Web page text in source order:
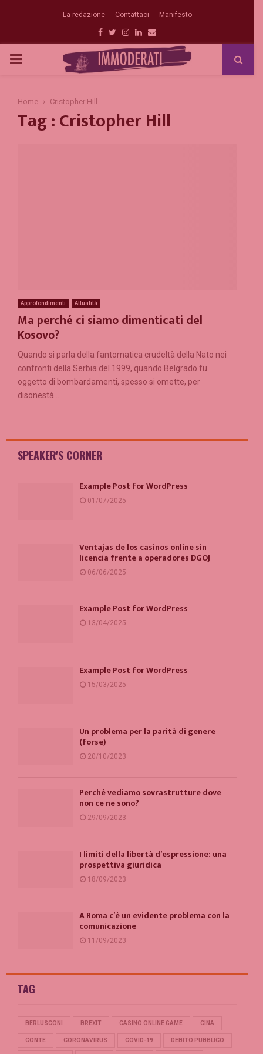
La redazione Contattaci Manifesto
Facebook
Twitter
Instagram
Linkedin
Email
PRIMARY
Home Cristopher Hill
Tag : Cristopher Hill
Approfondimenti Attualità
Ma perché ci siamo dimenticati del
Kosovo?
Quando si parla della fantomatica crudeltà della Nato nei
confronti della Serbia del 1999, quando Belgrado fu
oggetto di bombardamenti, spesso si omette, per
disonestà...
SPEAKER'S CORNER
Example Post for WordPress
01/07/2025
Ventajas de los casinos online sin
licencia frente a operadores DGOJ
06/06/2025
Example Post for WordPress
13/04/2025
Example Post for WordPress
15/03/2025
Un problema per la parità di genere
(forse)
20/10/2023
Perché vediamo sovrastrutture dove
non ce ne sono?
29/09/2023
I limiti della libertà d’espressione: una
prospettiva giuridica
18/09/2023
A Roma c’è un evidente problema con la
comunicazione
11/09/2023
TAG
BERLUSCONI BREXIT CASINO ONLINE GAME CINA
CONTE CORONAVIRUS COVID-19 DEBITO PUBBLICO